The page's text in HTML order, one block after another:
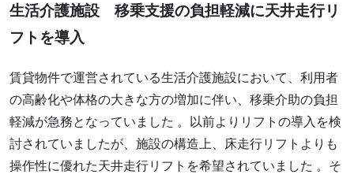
生活介護施設 移乗支援の負担軽減に天井走行リ
フトを導入
賃貸物件で運営されている生活介護施設において、利用者
の高齢化や体格の大きな方の増加に伴い、移乗介助の負担
軽減が急務となっていました 。以前よりリフトの導入を検
討されていましたが、施設の構造上、床走行リフトよりも
操作性に優れた天井走行リフトを希望されていました 。そ